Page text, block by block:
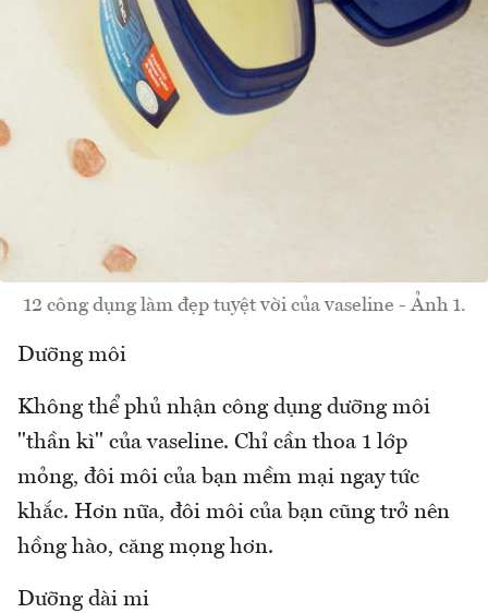
12 công dụng làm đẹp tuyệt vời của vaseline - Ảnh 1.
Dưỡng môi
Không thể phủ nhận công dụng dưỡng môi
"thần kì" của vaseline. Chỉ cần thoa 1 lớp
mỏng, đôi môi của bạn mềm mại ngay tức
khắc. Hơn nữa, đôi môi của bạn cũng trở nên
hồng hào, căng mọng hơn.
Dưỡng dài mi